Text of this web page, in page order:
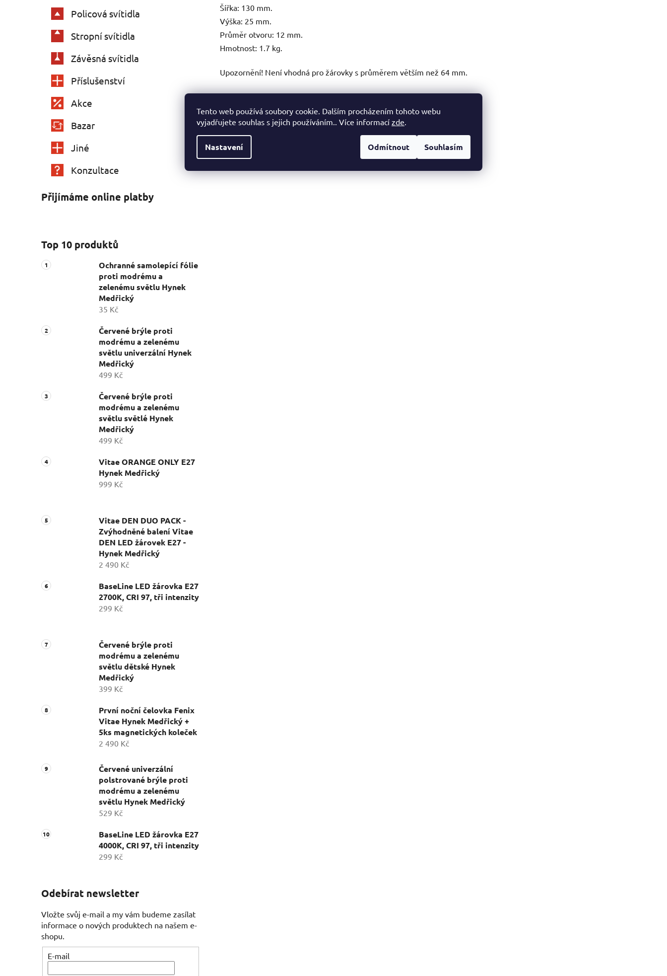
Tento web používá soubory cookie. Dalším procházením tohoto webu
vyjadřujete souhlas s jejich používáním.. Více informací zde.
Nastavení Odmítnout Souhlasím
Policová svítidla
Stropní svítidla
Závěsná svítidla
Příslušenství
Akce
Bazar
Jiné
Konzultace
Přijímáme online platby
Top 10 produktů
Ochranné samolepící fólie
proti modrému a
zelenému světlu Hynek
Medřický
35 Kč
Červené brýle proti
modrému a zelenému
světlu univerzální Hynek
Medřický
499 Kč
Červené brýle proti
modrému a zelenému
světlu světlé Hynek
Medřický
499 Kč
Vitae ORANGE ONLY E27
Hynek Medřický
999 Kč
Vitae DEN DUO PACK -
Zvýhodněné balení Vitae
DEN LED žárovek E27 -
Hynek Medřický
2 490 Kč
BaseLine LED žárovka E27
2700K, CRI 97, tři intenzity
299 Kč
Červené brýle proti
modrému a zelenému
světlu dětské Hynek
Medřický
399 Kč
První noční čelovka Fenix
Vitae Hynek Medřický +
5ks magnetických koleček
2 490 Kč
Červené univerzální
polstrované brýle proti
modrému a zelenému
světlu Hynek Medřický
529 Kč
BaseLine LED žárovka E27
4000K, CRI 97, tři intenzity
299 Kč
Odebírat newsletter
Vložte svůj e-mail a my vám budeme zasílat
informace o nových produktech na našem e-
shopu.
E-mail
Šířka: 130 mm.
Výška: 25 mm.
Průměr otvoru: 12 mm.
Hmotnost: 1.7 kg.
Upozornění! Není vhodná pro žárovky s průměrem větším než 64 mm.